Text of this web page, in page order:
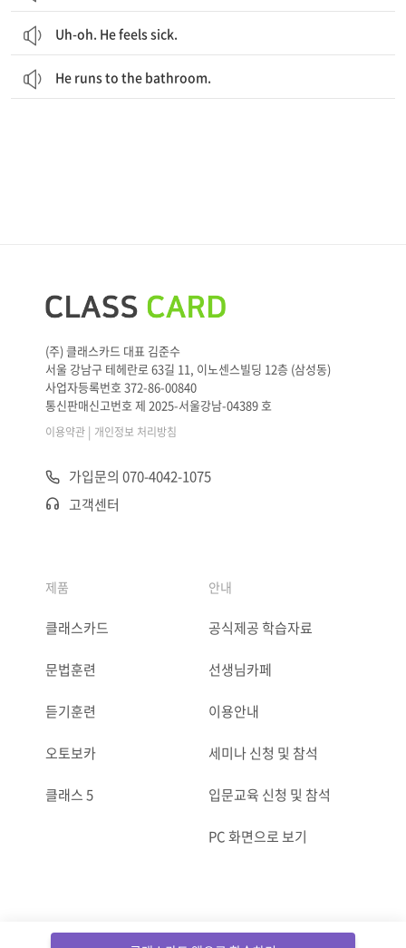
Uh-oh. He feels sick.
He runs to the bathroom.
(주) 클래스카드 대표 김준수
서울 강남구 테헤란로 63길 11, 이노센스빌딩 12층 (삼성동)
사업자등록번호 372-86-00840
통신판매신고번호 제 2025-서울강남-04389 호
이용약관 | 개인정보 처리방침
가입문의 070-4042-1075
고객센터
제품
클래스카드
문법훈련
듣기훈련
오토보카
클래스 5
안내
공식제공 학습자료
선생님카페
이용안내
세미나 신청 및 참석
입문교육 신청 및 참석
PC 화면으로 보기
ⓒCLASSCARD. All Rights reserved.